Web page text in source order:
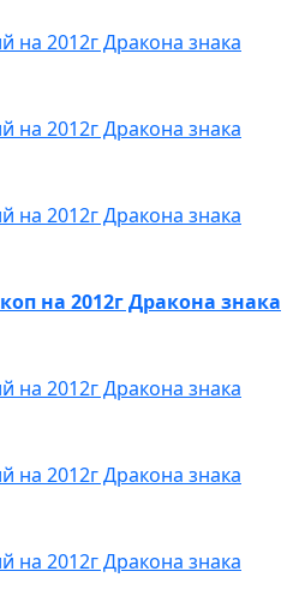
на 2012г Дракона знака
на 2012г Дракона знака
на 2012г Дракона знака
на 2012г Дракона знака
на 2012г Дракона знака
на 2012г Дракона знака
на 2012г Дракона знака